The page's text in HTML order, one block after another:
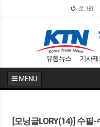
로그인
유통뉴스 기사제
MENU
[모닝글LORY(14)] 수필